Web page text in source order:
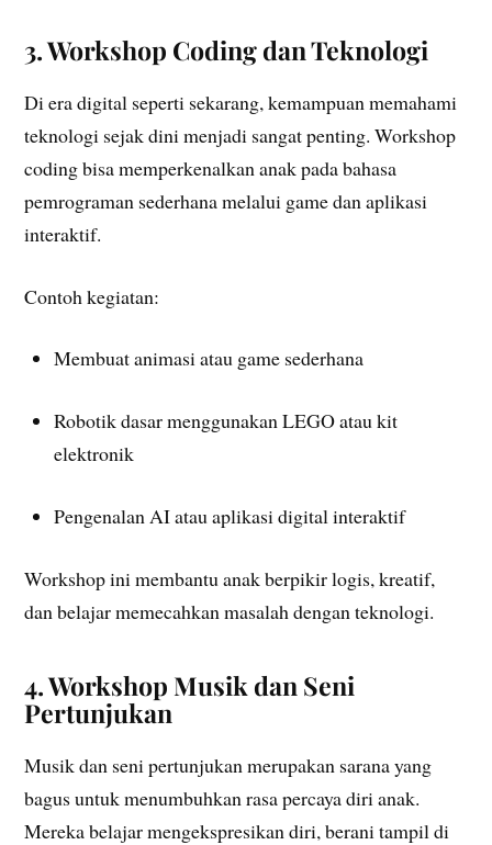
3. Workshop Coding dan Teknologi
Di era digital seperti sekarang, kemampuan memahami
teknologi sejak dini menjadi sangat penting. Workshop
coding bisa memperkenalkan anak pada bahasa
pemrograman sederhana melalui game dan aplikasi
interaktif.
Contoh kegiatan:
Membuat animasi atau game sederhana
Robotik dasar menggunakan LEGO atau kit
elektronik
Pengenalan AI atau aplikasi digital interaktif
Workshop ini membantu anak berpikir logis, kreatif,
dan belajar memecahkan masalah dengan teknologi.
4. Workshop Musik dan Seni
Pertunjukan
Musik dan seni pertunjukan merupakan sarana yang
bagus untuk menumbuhkan rasa percaya diri anak.
Mereka belajar mengekspresikan diri, berani tampil di